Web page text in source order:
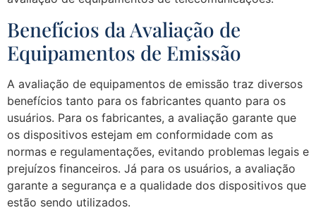
Benefícios da Avaliação de
Equipamentos de Emissão
A avaliação de equipamentos de emissão traz diversos
benefícios tanto para os fabricantes quanto para os
usuários. Para os fabricantes, a avaliação garante que
os dispositivos estejam em conformidade com as
normas e regulamentações, evitando problemas legais e
prejuízos financeiros. Já para os usuários, a avaliação
garante a segurança e a qualidade dos dispositivos que
estão sendo utilizados.